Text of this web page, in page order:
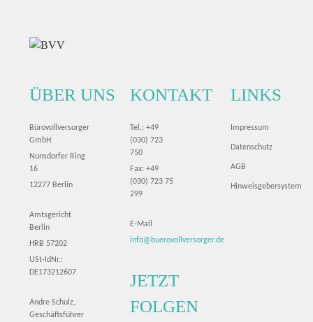
ÜBER UNS
Bürovollversorger
GmbH
Nunsdorfer Ring
16
12277 Berlin
Amtsgericht
Berlin
HRB 57202
USt-IdNr.:
DE173212607
Andre Schulz,
Geschäftsführer
KONTAKT
Tel.: +49
(030) 723
750
Fax: +49
(030) 723 75
299
E-Mail
info@buerovollversorger.de
JETZT
FOLGEN
LINKS
Impressum
Datenschutz
AGB
Hinweisgebersystem